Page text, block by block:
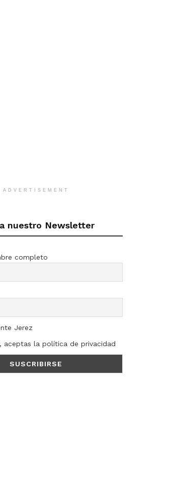
ADVERTISEMENT
nuestro Newsletter
completo
Jerez
aceptas la política de privacidad